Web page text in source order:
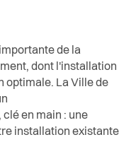
de la
dont l'installation
optimale. La Ville de
en main : une
installation existante